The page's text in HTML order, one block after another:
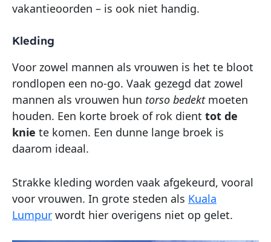
vakantieoorden – is ook niet handig.
Kleding
Voor zowel mannen als vrouwen is het te bloot
rondlopen een no-go. Vaak gezegd dat zowel
mannen als vrouwen hun torso bedektmoeten
houden. Een korte broek of rok dient tot de
knie te komen. Een dunne lange broek is
daarom ideaal.
Strakke kleding worden vaak afgekeurd, vooral
voor vrouwen. In grote steden als Kuala
Lumpur wordt hier overigens niet op gelet.